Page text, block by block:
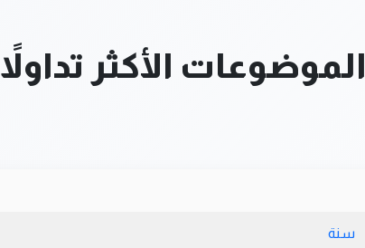
الأكثر تداولاً
سنة